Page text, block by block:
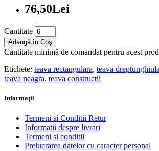
76,50Lei
Cantitate
Adaugă în Coş
Cantitate minimă de comandat pentru acest
Etichete: teava rectangulara, teava
teava neagra, teava constructii
Informaţii
Termeni si Conditii Retur
Informatii despre livrari
Termeni si conditii
Prelucrarea datelor cu caracter personal